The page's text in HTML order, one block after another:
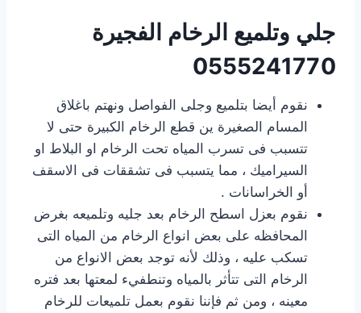
جلي وتلميع الرخام الفجيرة
0555241770
نقوم أيضا بتلميع وجلى الفواصل ونهتم باغلاق
المسام الصغيرة ين قطع الرخام الكبيرة حتى لا
تتسبب فى تسرب المياه تحت الرخام او البلاط او
السيراميك ، مما يتسبب فى تشققات فى الاسقف
أو الخراسانات .
نقوم بعزل اسطح الرخام بعد جليه وتلميعه بغرض
المحافظه على بعض انواع الرخام من المياه التى
تسكب عليه ، وذلك لأنه توجد بعض الانواع من
الرخام التى تتأثر بالمياه وتنطفيء لمعتها بعد فتره
معينه ، ومن ثم فإننا نقوم بعمل تلميعات للرخام